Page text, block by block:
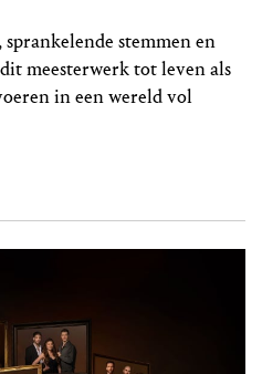
stemmen en
meesterwerk tot leven als
in een wereld vol